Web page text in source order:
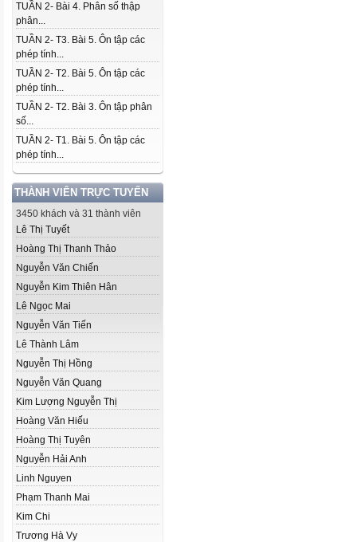
TUẦN 2- Bài 4. Phân số thập
phân...
TUẦN 2- T3. Bài 5. Ôn tập các
phép tính...
TUẦN 2- T2. Bài 5. Ôn tập các
phép tính...
TUẦN 2- T2. Bài 3. Ôn tập phân
số...
TUẦN 2- T1. Bài 5. Ôn tập các
phép tính...
THÀNH VIÊN TRỰC TUYẾN
3450 khách và 31 thành viên
Lê Thị Tuyết
Hoàng Thị Thanh Thảo
Nguyễn Văn Chiến
Nguyễn Kim Thiên Hân
Lê Ngọc Mai
Nguyễn Văn Tiến
Lê Thành Lâm
Nguyễn Thị Hồng
Nguyễn Văn Quang
Kim Lượng Nguyễn Thị
Hoàng Văn Hiếu
Hoàng Thị Tuyên
Nguyễn Hải Anh
Linh Nguyen
Phạm Thanh Mai
Kim Chi
Trương Hà Vy